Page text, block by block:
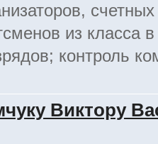
из класса в
контроль
Виктору